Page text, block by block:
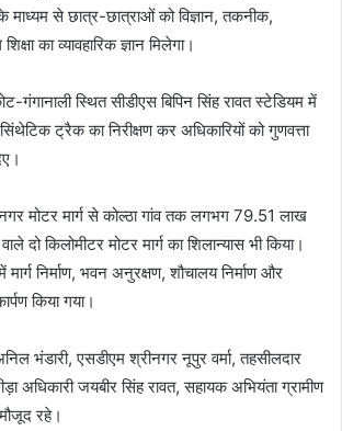
से छात्र-छात्राओं को विज्ञान, तकनीक,
का व्यावहारिक ज्ञान मिलेगा।
गंगानाली स्थित सीडीएस बिपिन सिंह रावत स्टेडियम में
ट्रैक का निरीक्षण कर अधिकारियों को गुणवत्ता
मोटर मार्ग से कोल्ठा गांव तक लगभग 79.51 लाख
दो किलोमीटर मोटर मार्ग का शिलान्यास भी किया।
मार्ग निर्माण, भवन अनुरक्षण, शौचालय निर्माण और
किया गया।
भंडारी, एसडीएम श्रीनगर नूपुर वर्मा, तहसीलदार
अधिकारी जयबीर सिंह रावत, सहायक अभियंता ग्रामीण
मौजूद रहे।